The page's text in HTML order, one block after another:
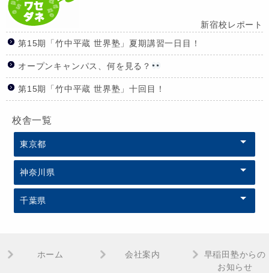
新宿校レポート
第15期「竹中平蔵 世界塾」夏期講習一日目！
オープンキャンパス、何を見る？
第15期「竹中平蔵 世界塾」十回目！
校舎一覧
東京都
神奈川県
千葉県
ホーム 会社案内
早稲田塾からの
お知らせ